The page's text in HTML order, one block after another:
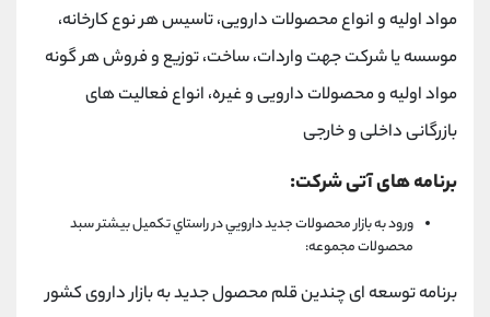
مواد اولیه و انواع محصولات دارویی، تاسیس هر نوع کارخانه،
موسسه یا شرکت جهت واردات، ساخت، توزیع و فروش هر گونه
مواد اولیه و محصولات دارویی و غیره، انواع فعالیت های
بازرگانی داخلی و خارجی
برنامه های آتی شرکت:
ورود به بازار محصولات جدید دارویي در راستاي تکمیل بیشتر سبد
محصولات مجموعه:
برنامه توسعه ای چندين قلم محصول جديد به بازار داروی کشور